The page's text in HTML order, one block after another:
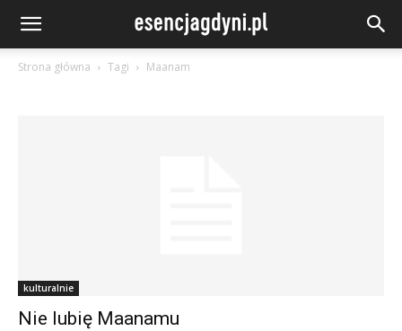
Strona główna Tagi Maanam
kulturalnie
Nie lubię Maanamu